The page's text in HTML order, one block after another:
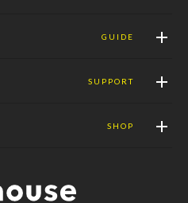
GUIDE
SUPPORT
SHOP